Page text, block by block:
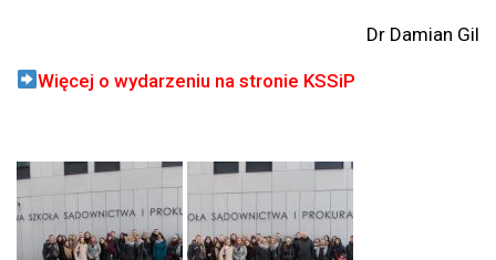
Dr Damian Gil
Więcej o wydarzeniu na stronie KSSiP